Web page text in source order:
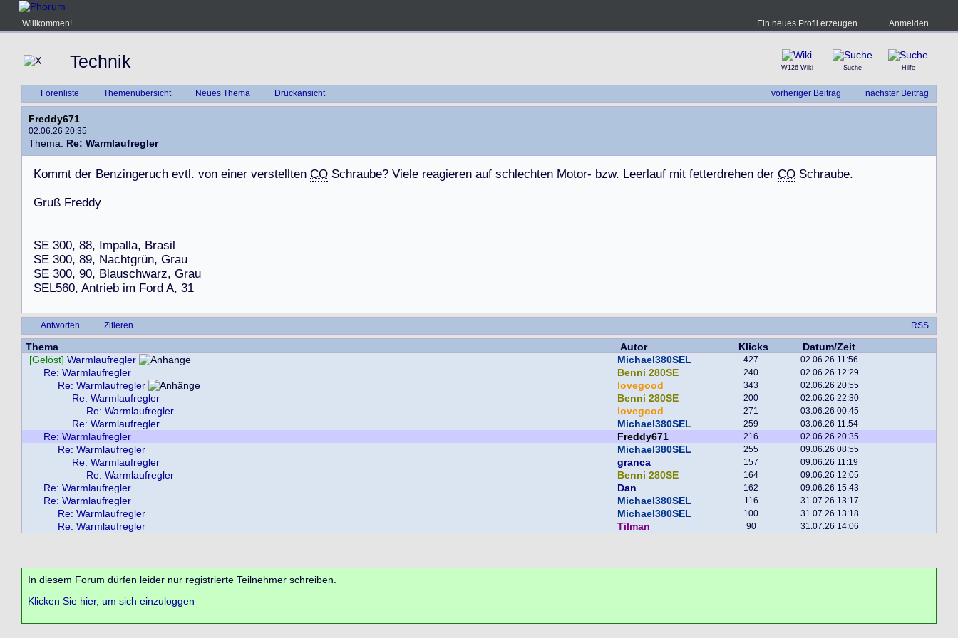
Willkommen! Ein neues Profil erzeugen Anmelden
Technik W126-Wiki Suche Hilfe
vorheriger Beitrag nächster Beitrag
Forenliste Themenübersicht Neues Thema Druckansicht
Freddy671
02.06.26 20:35
Thema: Re: Warmlaufregler
Kommt der Benzingeruch evtl. von einer verstellten CO Schraube? Viele reagieren auf schlechten Motor- bzw. Leerlauf mit fetterdrehen der CO Schraube.
Gruß Freddy
SE 300, 88, Impalla, Brasil
SE 300, 89, Nachtgrün, Grau
SE 300, 90, Blauschwarz, Grau
SEL560, Antrieb im Ford A, 31
Antworten Zitieren RSS
Thema Autor Klicks
Datum/Zeit
[Gelöst] Warmlaufregler Michael380SEL 427 02.06.26 11:56
Re: Warmlaufregler Benni 280SE 240 02.06.26 12:29
Re: Warmlaufregler lovegood 343 02.06.26 20:55
Re: Warmlaufregler Benni 280SE 200 02.06.26 22:30
Re: Warmlaufregler lovegood 271 03.06.26 00:45
Re: Warmlaufregler Michael380SEL 259 03.06.26 11:54
Re: Warmlaufregler Freddy671 216 02.06.26 20:35
Re: Warmlaufregler Michael380SEL 255 09.06.26 08:55
Re: Warmlaufregler granca 157 09.06.26 11:19
Re: Warmlaufregler Benni 280SE 164 09.06.26 12:05
Re: Warmlaufregler Dan 162 09.06.26 15:43
Re: Warmlaufregler Michael380SEL 116 31.07.26 13:17
Re: Warmlaufregler Michael380SEL 100 31.07.26 13:18
Re: Warmlaufregler Tilman 90 31.07.26 14:06
In diesem Forum dürfen leider nur registrierte Teilnehmer schreiben.
Klicken Sie hier, um sich einzuloggen